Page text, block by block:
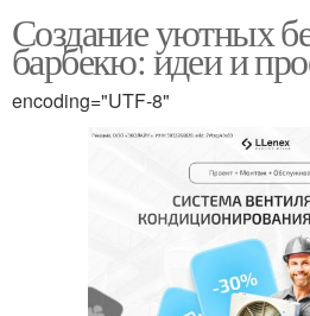
Создание уютных
барбекю: идеи и
encoding="UTF-8"